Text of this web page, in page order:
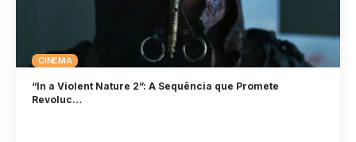
CINEMA
“In a Violent Nature 2”: A Sequência que Promete
Revoluc…